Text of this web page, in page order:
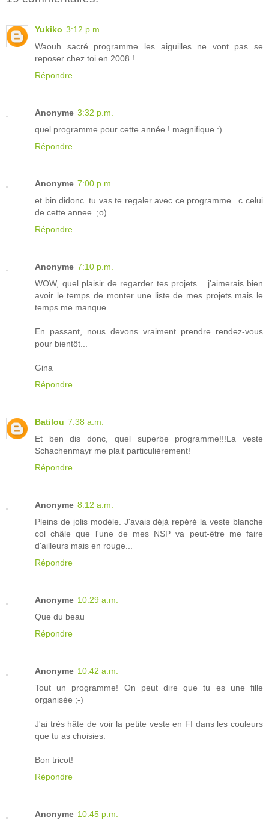
Yukiko 3:12 p.m.
Waouh sacré programme les aiguilles ne vont pas se
reposer chez toi en 2008 !
Répondre
Anonyme 3:32 p.m.
quel programme pour cette année ! magnifique :)
Répondre
Anonyme 7:00 p.m.
et bin didonc..tu vas te regaler avec ce programme...c celui
de cette annee..;o)
Répondre
Anonyme 7:10 p.m.
WOW, quel plaisir de regarder tes projets... j'aimerais bien
avoir le temps de monter une liste de mes projets mais le
temps me manque...
En passant, nous devons vraiment prendre rendez-vous
pour bientôt...
Gina
Répondre
Batilou 7:38 a.m.
Et ben dis donc, quel superbe programme!!!La veste
Schachenmayr me plait particulièrement!
Répondre
Anonyme 8:12 a.m.
Pleins de jolis modèle. J'avais déjà repéré la veste blanche
col châle que l'une de mes NSP va peut-être me faire
d'ailleurs mais en rouge...
Répondre
Anonyme 10:29 a.m.
Que du beau
Répondre
Anonyme 10:42 a.m.
Tout un programme! On peut dire que tu es une fille
organisée ;-)
J'ai très hâte de voir la petite veste en FI dans les couleurs
que tu as choisies.
Bon tricot!
Répondre
Anonyme 10:45 p.m.